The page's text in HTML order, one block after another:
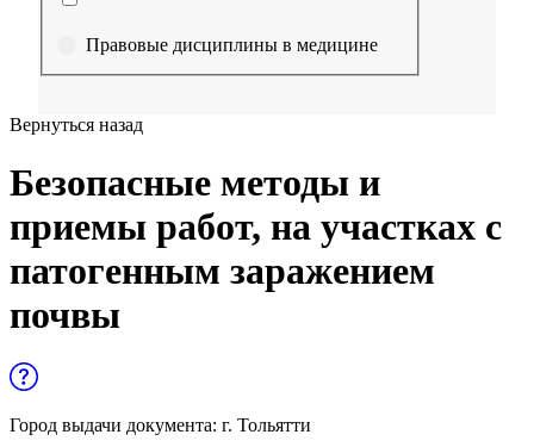
Правовые дисциплины в медицине
медицине
науки
Образование и педагогические науки
Вернуться назад
Безопасные методы и
приемы работ, на участках с
патогенным заражением
почвы
Город выдачи документа: г. Тольятти